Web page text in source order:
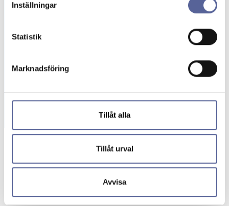
Inställningar
Statistik
Marknadsföring
Tillåt alla
Tillåt urval
Avvisa
kostnadsfritt. Upptäck stomiprodukter
Helsingborg